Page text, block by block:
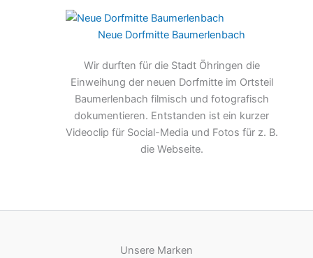
Neue Dorfmitte Baumerlenbach
Wir durften für die Stadt Öhringen die
Einweihung der neuen Dorfmitte im Ortsteil
Baumerlenbach filmisch und fotografisch
dokumentieren. Entstanden ist ein kurzer
Videoclip für Social-Media und Fotos für z. B.
die Webseite.
Unsere Marken